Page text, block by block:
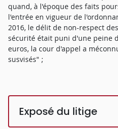
quand, à l'époque des faits
l'entrée en vigueur de
2016, le délit de non-respect
sécurité était puni d'une peine
euros, la cour d'appel a
susvisés" ;
Exposé du litige